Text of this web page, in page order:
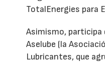
TotalEnergies para
Asimismo,
Aselube (la
Lubricantes, que